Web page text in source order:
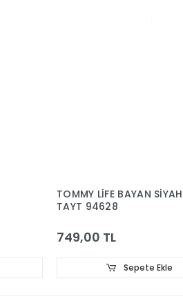
TOMMY LİFE BAYAN SİYAH
TAYT 94628
749,00 TL
Sepete Ekle